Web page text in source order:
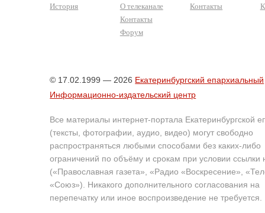
История
О телеканале
Контакты
Форум
Контакты
© 17.02.1999 — 2026 Екатеринбургский епархиальный
Информационно-издательский центр
Все материалы интернет-портала Екатеринбургской
(тексты, фотографии, аудио, видео) могут свободно
распространяться любыми способами без каких-либо
ограничений по объёму и срокам при условии ссылки
(«Православная газета», «Радио «Воскресение»,
«Союз»). Никакого дополнительного согласования на
перепечатку или иное воспроизведение не требуется.